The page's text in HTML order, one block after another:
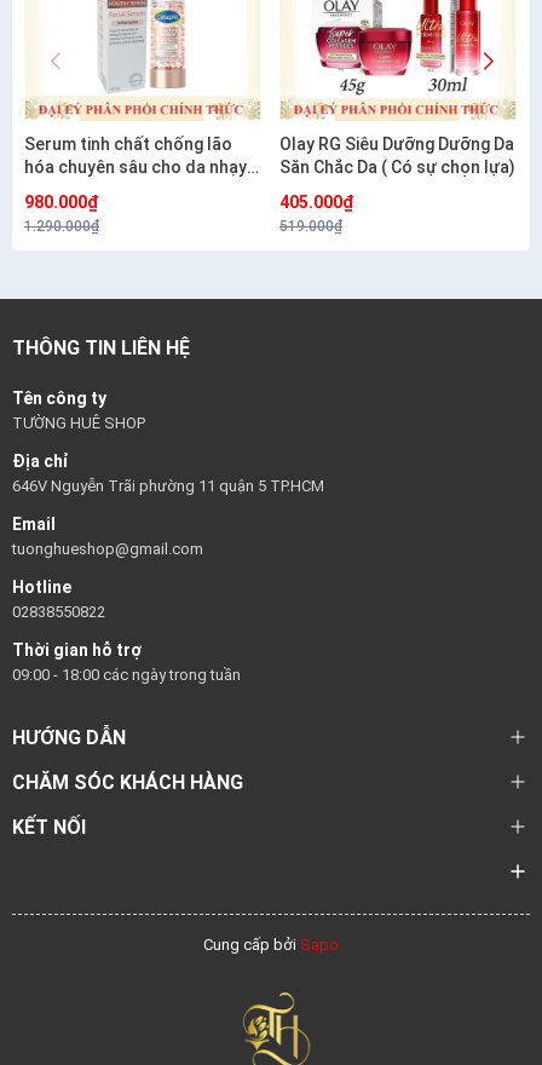
Serum tinh chất chống lão
hóa chuyên sâu cho da nhạy
cảm CETAPHIL HEALTHY
RENEW SERUM 30G
980.000₫
1.290.000₫
Olay RG Siêu Dưỡng Dưỡng Da
Săn Chắc Da ( Có sự chọn lựa)
405.000₫
519.000₫
THÔNG TIN LIÊN HỆ
Tên công ty
TƯỜNG HUÊ SHOP
Địa chỉ
646V Nguyễn Trãi phường 11 quận 5 TP.HCM
Email
tuonghueshop@gmail.com
Hotline
02838550822
Thời gian hỗ trợ
09:00 - 18:00 các ngày trong tuần
HƯỚNG DẪN
CHĂM SÓC KHÁCH HÀNG
KẾT NỐI
Cung cấp bởi Sapo